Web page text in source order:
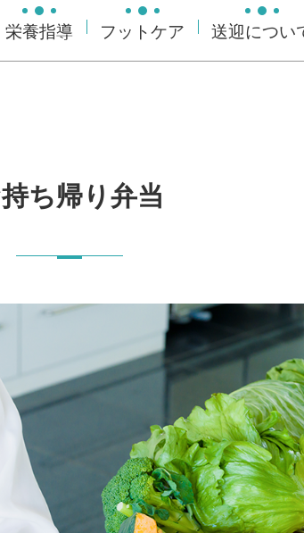
栄養指導 フットケア 送迎につい
ち帰り弁当